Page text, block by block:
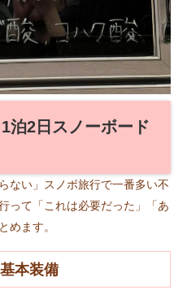
泊2日スノーボード
ない」スノボ旅行で一番多い不
って「これは必要だった」「あ
めます。
本装備